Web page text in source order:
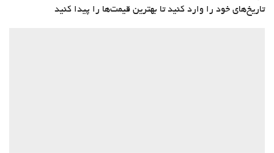
تاریخ‌های خود را وارد کنید تا بهترین قیمت‌ها را پیدا کنید